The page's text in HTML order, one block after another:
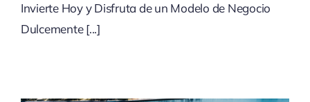
Invierte Hoy y Disfruta de un Modelo de Negocio
Dulcemente [...]